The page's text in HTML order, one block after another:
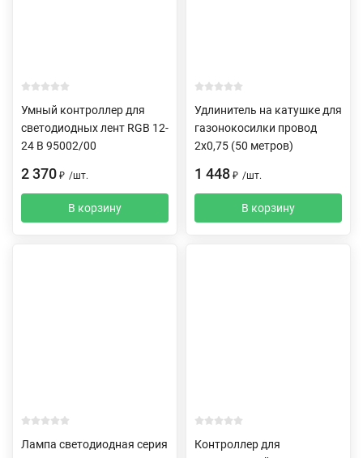
Умный контроллер для
светодиодных лент RGB 12-
24 В 95002/00
2 370 ₽ /шт.
В корзину
Удлинитель на катушке для
газонокосилки провод
2х0,75 (50 метров)
1 448 ₽ /шт.
В корзину
Лампа светодиодная серия
Контроллер для